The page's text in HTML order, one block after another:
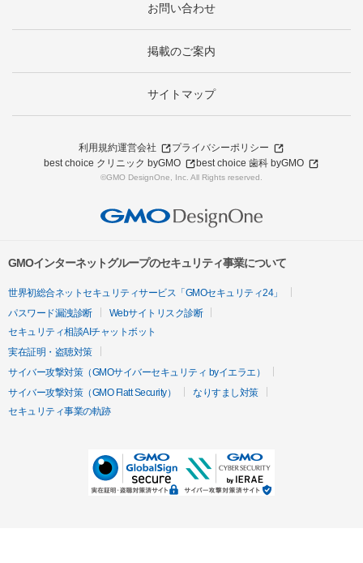
お問い合わせ
掲載のご案内
サイトマップ
利用規約運営会社
プライバシーポリシー
best choice クリニック byGMO
best choice 歯科 byGMO
©GMO DesignOne, Inc. All Rights reserved.
GMOインターネットグループのセキュリティ事業について
世界初総合ネットセキュリティサービス「GMOセキュリティ24」
パスワード漏洩診断
Webサイトリスク診断
セキュリティ相談AIチャットボット
実在証明・盗聴対策
サイバー攻撃対策（GMOサイバーセキュリティ byイエラエ）
サイバー攻撃対策（GMO Flatt Security）
なりすまし対策
セキュリティ事業の軌跡